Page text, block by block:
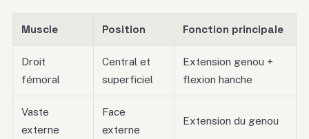
Muscle Position Fonction principale
Droit
fémoral
Central et
superficiel
Extension genou +
flexion hanche
Vaste
externe
Face
externe
Extension du genou